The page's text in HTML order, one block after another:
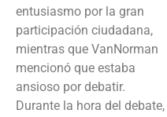
entusiasmo por la gran
participación ciudadana,
mientras que VanNorman
mencionó que estaba
ansioso por debatir.
Durante la hora del debate,